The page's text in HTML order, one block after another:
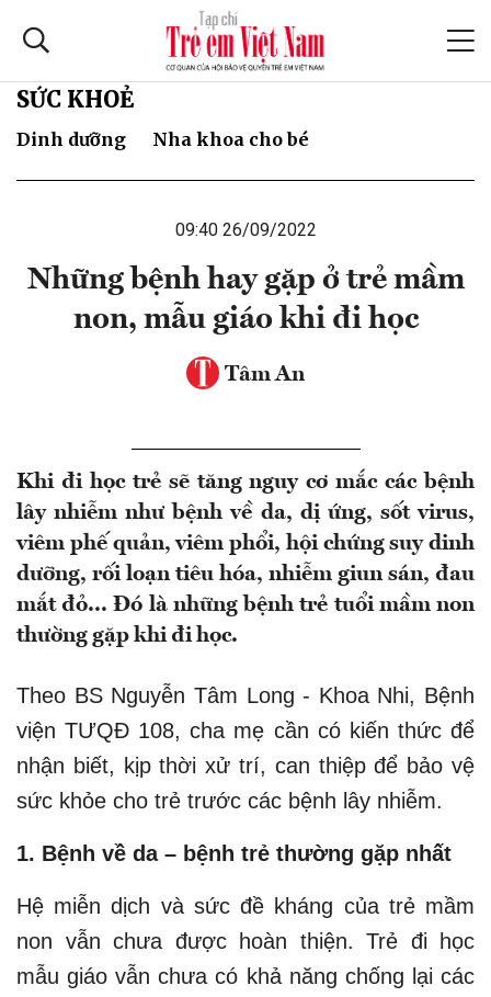
SỨC KHOẺ
Dinh dưỡng Nha khoa cho bé
09:40 26/09/2022
Những bệnh hay gặp ở trẻ mầm
non, mẫu giáo khi đi học
Tâm An
Khi đi học trẻ sẽ tăng nguy cơ mắc các bệnh
lây nhiễm như bệnh về da, dị ứng, sốt virus,
viêm phế quản, viêm phổi, hội chứng suy dinh
dưỡng, rối loạn tiêu hóa, nhiễm giun sán, đau
mắt đỏ... Đó là những bệnh trẻ tuổi mầm non
thường gặp khi đi học.
Theo BS Nguyễn Tâm Long - Khoa Nhi, Bệnh
viện TƯQĐ 108, cha mẹ cần có kiến thức để
nhận biết, kịp thời xử trí, can thiệp để bảo vệ
sức khỏe cho trẻ trước các bệnh lây nhiễm.
1. Bệnh về da – bệnh trẻ thường gặp nhất
Hệ miễn dịch và sức đề kháng của trẻ mầm
non vẫn chưa được hoàn thiện. Trẻ đi học
mẫu giáo vẫn chưa có khả năng chống lại các